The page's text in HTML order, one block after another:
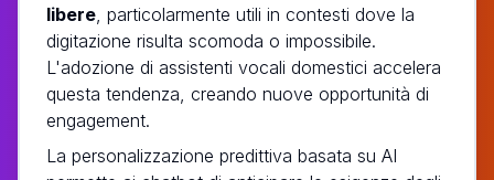
libere , particolarmente utili in contesti dove la
digitazione risulta scomoda o impossibile.
L'adozione di assistenti vocali domestici accelera
questa tendenza, creando nuove opportunità di
engagement.
La personalizzazione predittiva basata su AI